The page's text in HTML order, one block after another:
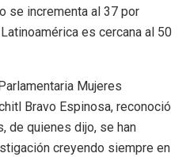
se incrementa al 37 por
es cercana al 50
Mujeres
Bravo Espinosa, reconoció
de quienes dijo, se han
creyendo siempre en